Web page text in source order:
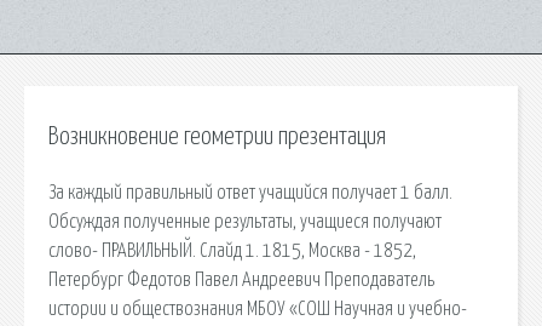
Возникновение геометрии презентация
За каждый правильный ответ учащийся получает 1 балл.
Обсуждая полученные результаты, учащиеся получают
слово- ПРАВИЛЬНЫЙ. Слайд 1. 1815, Москва - 1852,
Петербург Федотов Павел Андреевич Преподаватель
истории и обществознания МБОУ «СОШ Научная и учебно-